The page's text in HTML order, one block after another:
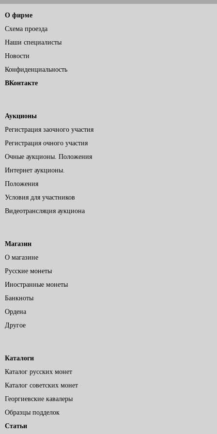
О фирме
Схема проезда
Наши специалисты
Новости
Конфиденциальность
ВКонтакте
Аукционы
Регистрация заочного участия
Регистрация очного участия
Очные аукционы. Положения
Интернет аукционы.
Положения
Условия для участников
Видеотрансляция аукциона
Магазин
О магазине
Русские монеты
Иностранные монеты
Банкноты
Ордена
Другое
Каталоги
Каталог русских монет
Каталог советских монет
Георгиевские кавалеры
Образцы подделок
Статьи